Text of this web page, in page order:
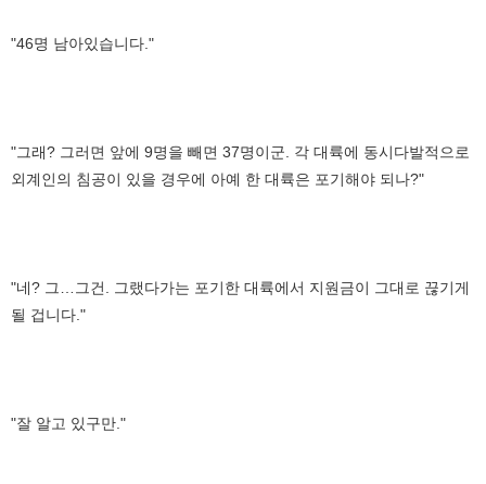
"46명 남아있습니다."
"그래? 그러면 앞에 9명을 빼면 37명이군. 각 대륙에 동시다발적으로
외계인의 침공이 있을 경우에 아예 한 대륙은 포기해야 되나?"
"네? 그…그건. 그랬다가는 포기한 대륙에서 지원금이 그대로 끊기게
될 겁니다."
"잘 알고 있구만."